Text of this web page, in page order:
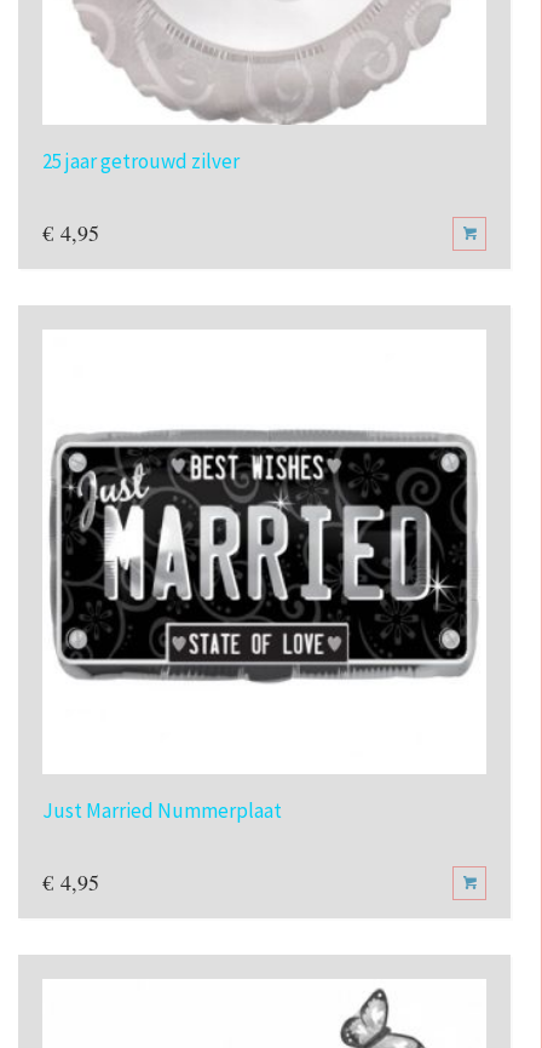
25 jaar getrouwd zilver
€ 4,95
Just Married Nummerplaat
€ 4,95